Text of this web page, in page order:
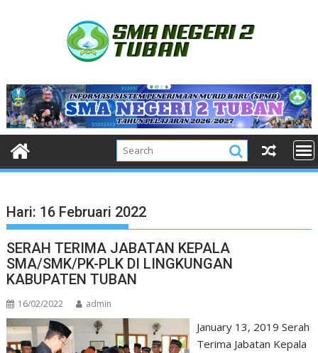
Hari: 16 Februari 2022
SERAH TERIMA JABATAN KEPALA
SMA/SMK/PK-PLK DI LINGKUNGAN
KABUPATEN TUBAN
16/02/2022 admin
January 13, 2019 Serah
Terima Jabatan Kepala